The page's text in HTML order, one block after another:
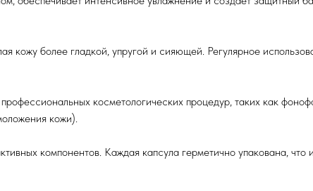
кожу более гладкой, упругой и сияющей. Регулярное
косметологических процедур, таких как
кожи).
компонентов. Каждая капсула герметично упакована, что